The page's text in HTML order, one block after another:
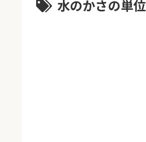
水のかさの単位